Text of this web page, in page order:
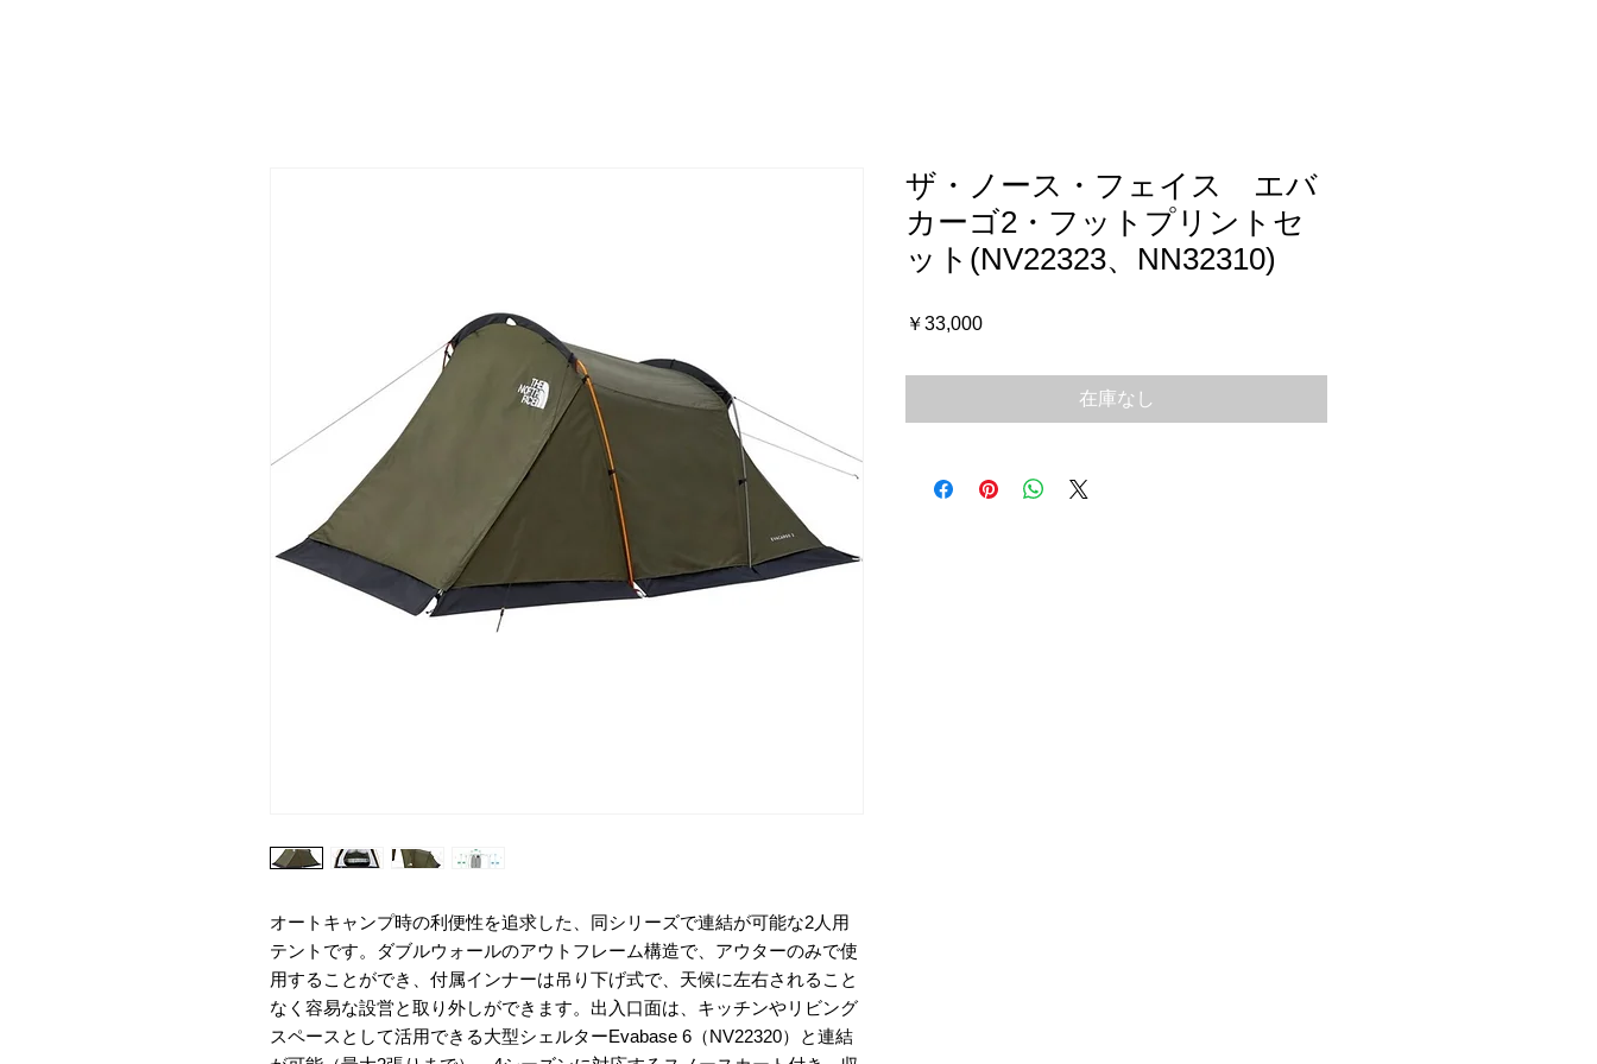
オートキャンプ時の利便性を追求した、同シリーズで連結が可能な2人用
テントです。ダブルウォールのアウトフレーム構造で、アウターのみで使
用することができ、付属インナーは吊り下げ式で、天候に左右されること
なく容易な設営と取り外しができます。出入口面は、キッチンやリビング
スペースとして活用できる大型シェルターEvabase 6（NV22320）と連結
ザ・ノース・フェイス エバ
カーゴ2・フットプリントセ
ット(NV22323、NN32310)
￥33,000価
在庫なし